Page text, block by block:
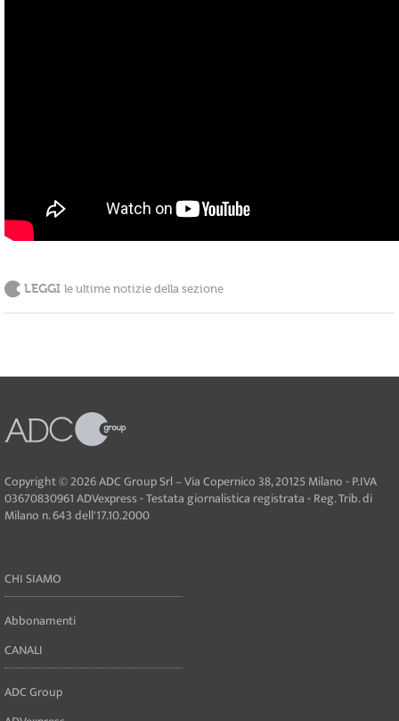
LEGGI le ultime notizie della sezione
Copyright © 2026 ADC Group Srl – Via Copernico 38, 20125 Milano - P.IVA
03670830961 ADVexpress - Testata giornalistica registrata - Reg. Trib. di
Milano n. 643 dell'17.10.2000
CHI SIAMO
Abbonamenti
CANALI
ADC Group